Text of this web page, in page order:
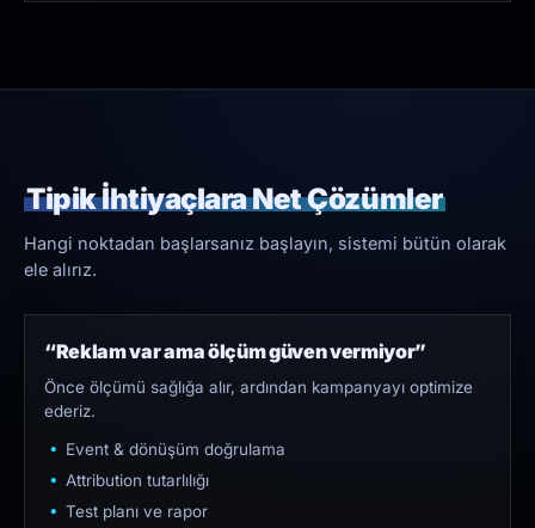
Tipik İhtiyaçlara Net Çözümler
Hangi noktadan başlarsanız başlayın, sistemi bütün olarak
ele alırız.
“Reklam var ama ölçüm güven vermiyor”
Önce ölçümü sağlığa alır, ardından kampanyayı optimize
ederiz.
Event & dönüşüm doğrulama
Attribution tutarlılığı
Test planı ve rapor